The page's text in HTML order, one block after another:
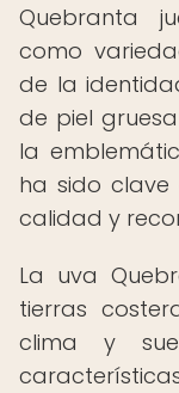
Quebranta
como
de la
de piel
la
ha sido
calidad y
La uva
tierras
clima y